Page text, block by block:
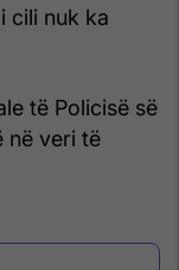
cili nuk ka
të Policisë së
në veri të